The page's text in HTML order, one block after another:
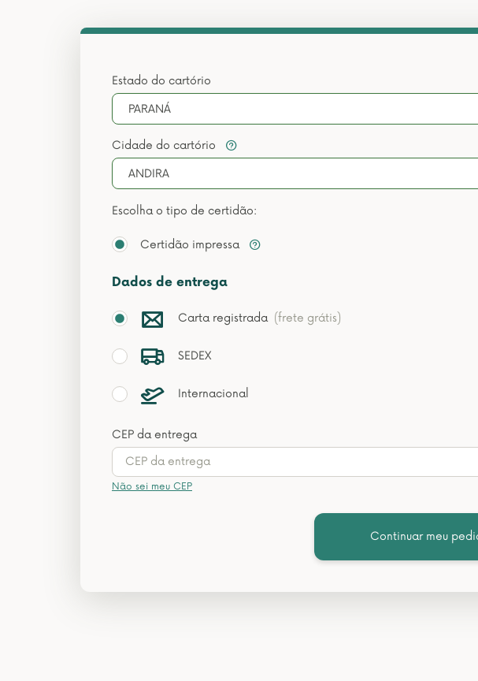
Estado do cartório
PARANÁ
Cidade do cartório
ANDIRA
Escolha o tipo de certidão:
Certidão impressa
Dados de entrega
Carta registrada (frete grátis)
SEDEX
Internacional
CEP da entrega
Não sei meu CEP
Continuar meu